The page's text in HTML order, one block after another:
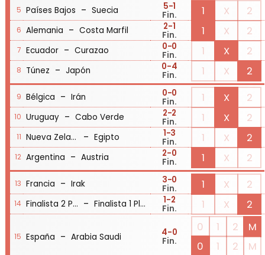
5 Países Bajos - Suecia 5-1
Fin. 1 X 2
6 Alemania - Costa Marfil 2-1
Fin. 1 X 2
7 Ecuador - Curazao 0-0
Fin. 1 X 2
8 Túnez - Japón 0-4
Fin. 1 X 2
9 Bélgica - Irán 0-0
Fin. 1 X 2
10 Uruguay - Cabo Verde 2-2
Fin. 1 X 2
11 Nueva Zelanda - Egipto 1-3
Fin. 1 X 2
12 Argentina - Austria 2-0
Fin. 1 X 2
13 Francia - Irak 3-0
Fin. 1 X 2
14 Finalista 2 Playoff - Finalista 1 Playoff 1-2
Fin. 1 X 2
15 España - Arabia Saudi 4-0
Fin.
0 1 2
M
0
1 2 M